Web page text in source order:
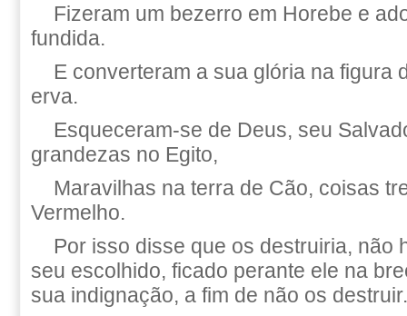
Fizeram um bezerro em Horebe e
fundida.
E converteram a sua glória na figura
erva.
Esqueceram-se de Deus, seu
grandezas no Egito,
Maravilhas na terra de Cão, coisas
Vermelho.
Por isso disse que os destruiria, não
seu escolhido, ficado perante ele na
sua indignação, a fim de não os destruir.